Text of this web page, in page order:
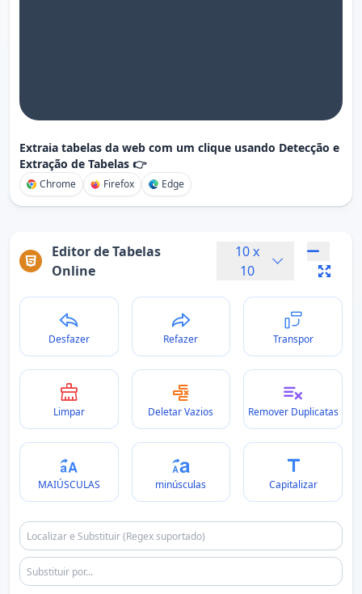
Extraia tabelas da web com um clique usando Detecção e
Extração de Tabelas 👉
Chrome Firefox Edge
Editor de Tabelas
Online
10x
10
Desfazer Refazer Transpor
Limpar Deletar Vazios Remover Duplicatas
MAIÚSCULAS minúsculas Capitalizar